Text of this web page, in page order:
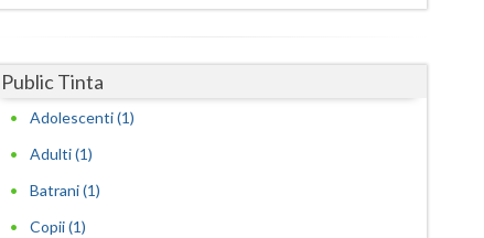
Public Tinta
Adolescenti (1)
Adulti (1)
Batrani (1)
Copii (1)